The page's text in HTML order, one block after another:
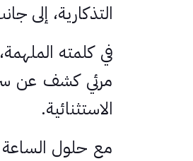
التذكارية، إلى
في كلمته
مرئي كشف عن سر
الاستثنائية.
مع حلول الساعة